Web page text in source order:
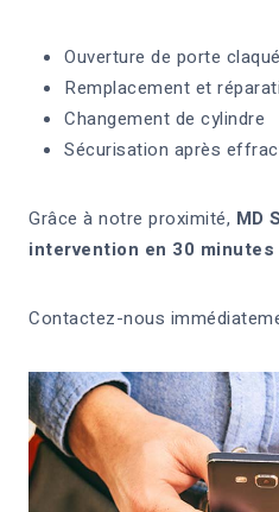
Ouverture de porte
Remplacement et
Changement de cylindre
Sécurisation après
Grâce à notre proximité, MD
intervention en 30 minutes
Contactez-nous